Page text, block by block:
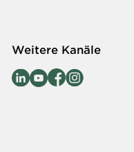
Weitere Kanäle